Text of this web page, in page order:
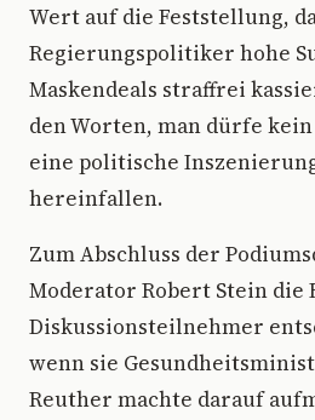
Wert auf die Feststellung,
Regierungspolitiker hohe
Maskendeals straffrei
den Worten, man dürfe
eine politische
hereinfallen.
Zum Abschluss der
Moderator Robert Stein die
Diskussionsteilnehmer
wenn sie
Reuther machte darauf